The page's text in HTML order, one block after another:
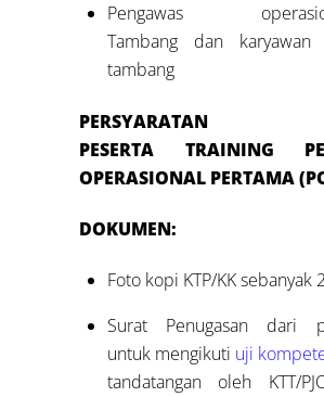
Pengawas
Tambang dan karyawan
tambang
PERSYARATAN
PESERTA TRAINING P
OPERASIONAL PERTAMA
DOKUMEN:
Foto kopi KTP/KK sebanyak
Surat Penugasan dari
untuk mengikuti uji
tandatangan oleh KTT/